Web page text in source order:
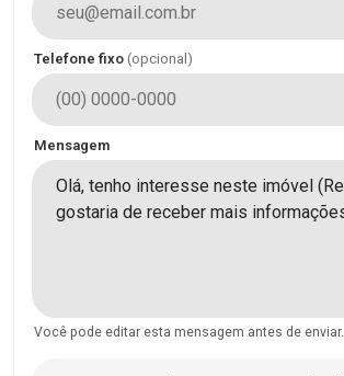
Telefone fixo (opcional)
Mensagem
Você pode editar esta mensagem antes de enviar.